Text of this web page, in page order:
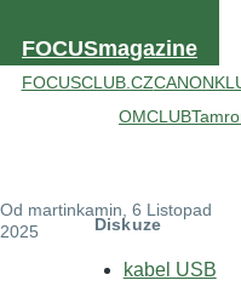
FOCUSmagazine
FOCUSCLUB.CZ
OMCLUB
Od martinkamin , 6 Listopad
2025
Diskuze
kabel USB